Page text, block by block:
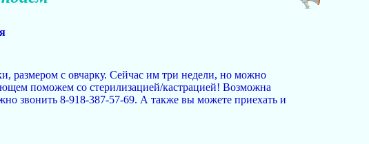
размером с овчарку. Сейчас им три недели, но можно
поможем со стерилизацией/кастрацией! Возможна
звонить 8-918-387-57-69. А также вы можете приехать и